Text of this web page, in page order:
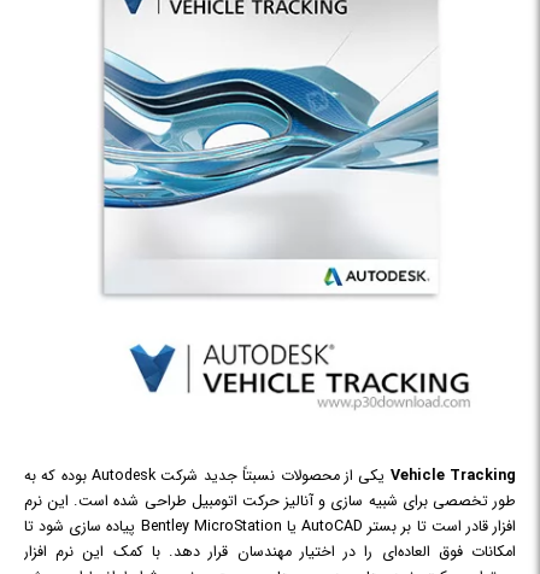
Vehicle Tracking
یکی از محصولات نسبتاً جدید شرکت Autodesk بوده که به
طور تخصصی برای شبیه سازی و آنالیز حرکت اتومبیل طراحی شده است. این نرم
افزار قادر است تا بر بستر AutoCAD یا Bentley MicroStation پیاده سازی شود تا
امکانات فوق العاده‌ای را در اختیار مهندسان قرار دهد. با کمک این نرم افزار